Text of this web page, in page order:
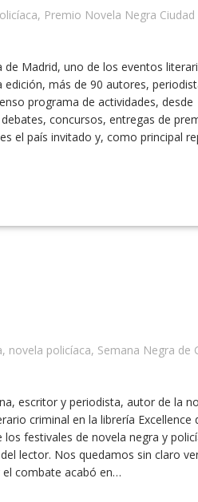
, Premio Novela Negra
Madrid, uno de los eventos
más de 90 autores,
programa de actividades, desde
concursos, entregas de
el país invitado y, como principal
, novela policíaca, Semana Negra de
escritor y periodista, autor de la
criminal en la librería Excellence
festivales de novela negra y
lector. Nos quedamos sin claro
el combate acabó en…